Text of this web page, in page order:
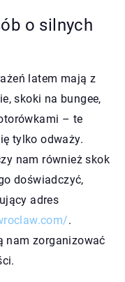
o silnych
latem mają z
skoki na bungee,
– te
tylko odważy.
nam również skok
doświadczyć,
adres
.
nam zorganizować